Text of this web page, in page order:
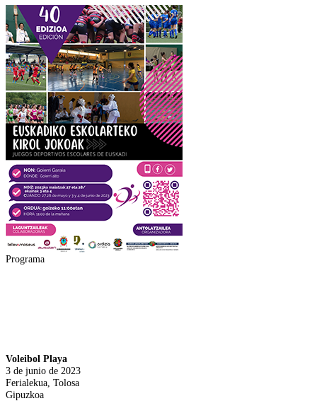
Programa
Voleibol Playa
3 de junio de 2023
Ferialekua, Tolosa
Gipuzkoa